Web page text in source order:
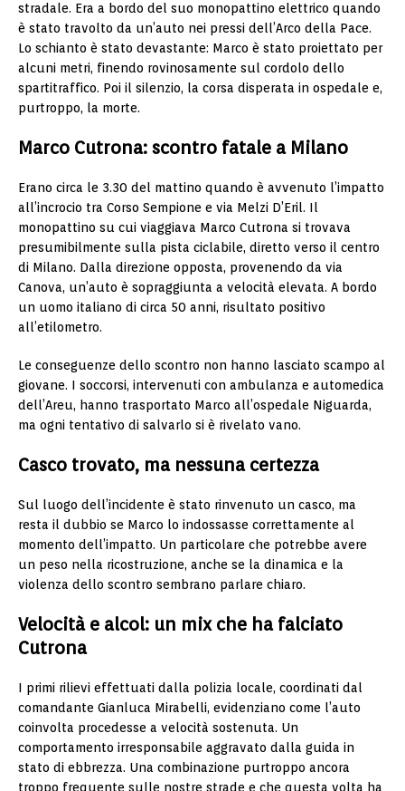
stradale. Era a bordo del suo monopattino elettrico quando
è stato travolto da un’auto nei pressi dell’Arco della Pace.
Lo schianto è stato devastante: Marco è stato proiettato per
alcuni metri, finendo rovinosamente sul cordolo dello
spartitraffico. Poi il silenzio, la corsa disperata in ospedale e,
purtroppo, la morte.
Marco Cutrona: scontro fatale a Milano
Erano circa le 3.30 del mattino quando è avvenuto l’impatto
all’incrocio tra Corso Sempione e via Melzi D’Eril. Il
monopattino su cui viaggiava Marco Cutrona si trovava
presumibilmente sulla pista ciclabile, diretto verso il centro
di Milano. Dalla direzione opposta, provenendo da via
Canova, un’auto è sopraggiunta a velocità elevata. A bordo
un uomo italiano di circa 50 anni, risultato positivo
all’etilometro.
Le conseguenze dello scontro non hanno lasciato scampo al
giovane. I soccorsi, intervenuti con ambulanza e automedica
dell’Areu, hanno trasportato Marco all’ospedale Niguarda,
ma ogni tentativo di salvarlo si è rivelato vano.
Casco trovato, ma nessuna certezza
Sul luogo dell’incidente è stato rinvenuto un casco, ma
resta il dubbio se Marco lo indossasse correttamente al
momento dell’impatto. Un particolare che potrebbe avere
un peso nella ricostruzione, anche se la dinamica e la
violenza dello scontro sembrano parlare chiaro.
Velocità e alcol: un mix che ha falciato
Cutrona
I primi rilievi effettuati dalla polizia locale, coordinati dal
comandante Gianluca Mirabelli, evidenziano come l’auto
coinvolta procedesse a velocità sostenuta. Un
comportamento irresponsabile aggravato dalla guida in
stato di ebbrezza. Una combinazione purtroppo ancora
troppo frequente sulle nostre strade e che questa volta ha